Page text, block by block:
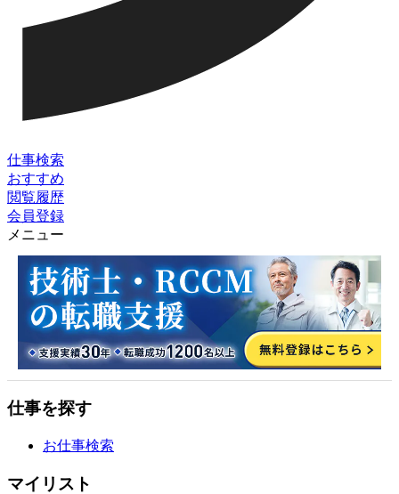
仕事検索
おすすめ
閲覧履歴
会員登録
メニュー
仕事を探す
お仕事検索
マイリスト